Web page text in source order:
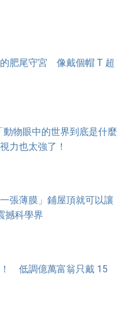
肥尾守宮 像戴個帽 T 超
動物眼中的世界到底是什麼
力也太強了！
張薄膜」鋪屋頂就可以讓
撼科學界
低調億萬富翁只戴 15